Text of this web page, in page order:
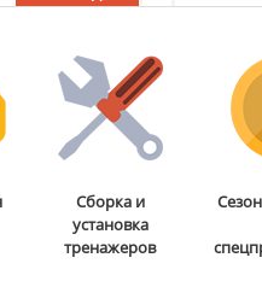
БЕСПЛАТНО,
67/86 см
2-3 дня
DFC
Power
Бита
Сборка и
установка
тренажеров